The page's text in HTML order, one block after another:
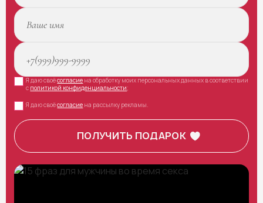
Я даю своёсогласие на обработку моих персональных данных в соответствии
с политикой конфиденциальности;
Я даю своёсогласие на рассылку рекламы.